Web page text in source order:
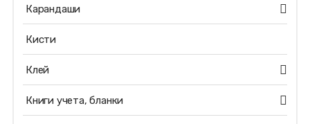
Карандаши
Кисти
Клей
Книги учета, бланки